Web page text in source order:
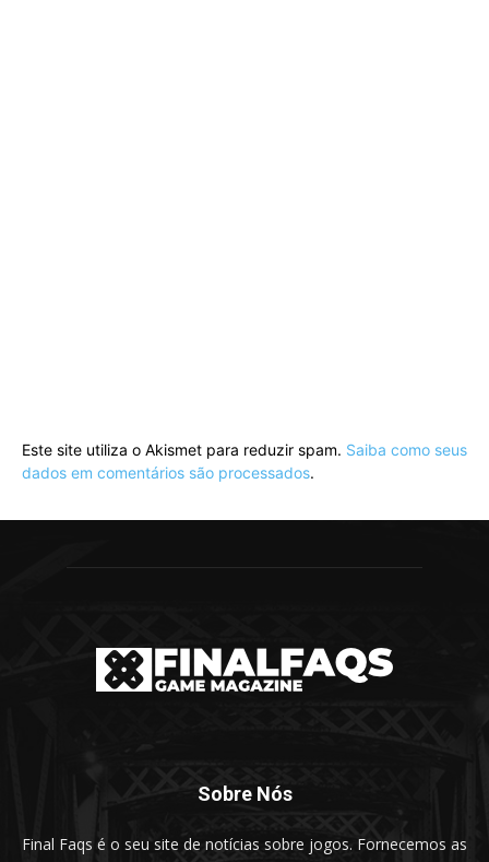
Este site utiliza o Akismet para reduzir spam. Saiba como seus
dados em comentários são processados.
Sobre Nós
Final Faqs é o seu site de notícias sobre jogos. Fornecemos as